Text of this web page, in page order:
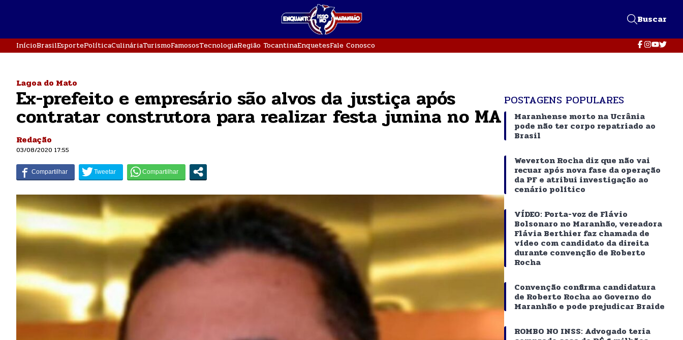
Buscar
InícioBrasilEsportePolíticaCulináriaTurismoFamososTecnologiaRegião TocantinaEnquetesFale Conosco
Lagoa do Mato
Ex-prefeito e empresário são alvos da justiça após
contratar construtora para realizar festa junina no MA
Redação
03/08/2020 17:55
POSTAGENS POPULARES
Maranhense morto na Ucrânia
pode não ter corpo repatriado ao
Brasil
Weverton Rocha diz que não vai
recuar após nova fase da operação
da PF e atribui investigação ao
cenário político
VÍDEO: Porta-voz de Flávio
Bolsonaro no Maranhão, vereadora
Flávia Berthier faz chamada de
vídeo com candidato da direita
durante convenção de Roberto
Rocha
Convenção confirma candidatura
de Roberto Rocha ao Governo do
Maranhão e pode prejudicar Braide
ROMBO NO INSS: Advogado teria